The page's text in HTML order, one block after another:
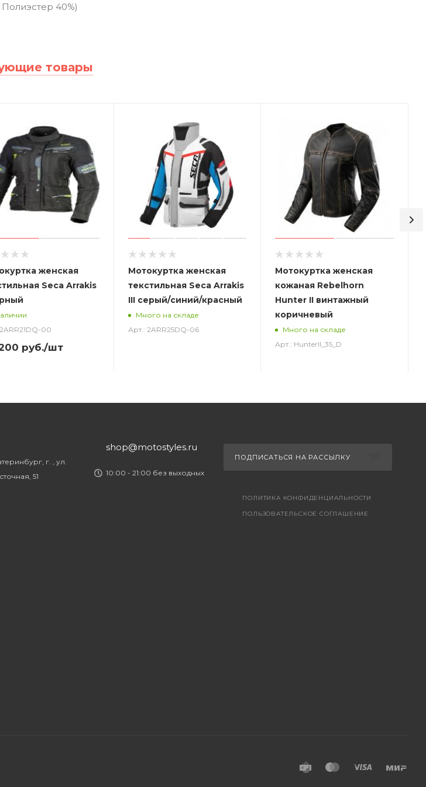
40%)
товары
женская
Seca Arrakis
00
руб./шт
Мотокуртка женская
текстильная Seca Arrakis
III серый/синий/красный
Много на складе
Арт.: 2ARR25DQ-06
Мотокуртка женская
кожаная Rebelhorn
Hunter II винтажный
коричневый
Много на складе
Арт.: HunterII_35_D
г. , ул.
51
shop@motostyles.ru
10:00 - 21:00 без выходных
ПОДПИСАТЬСЯ НА РАССЫЛКУ
ПОЛИТИКА КОНФИДЕНЦИАЛЬНОСТИ
ПОЛЬЗОВАТЕЛЬСКОЕ СОГЛАШЕНИЕ